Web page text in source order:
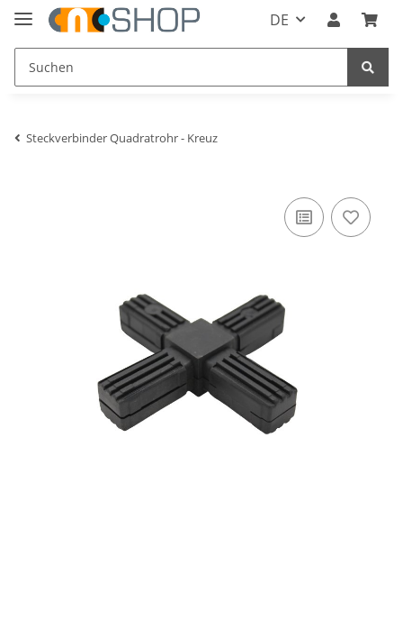
DE
Steckverbinder Quadratrohr - Kreuz